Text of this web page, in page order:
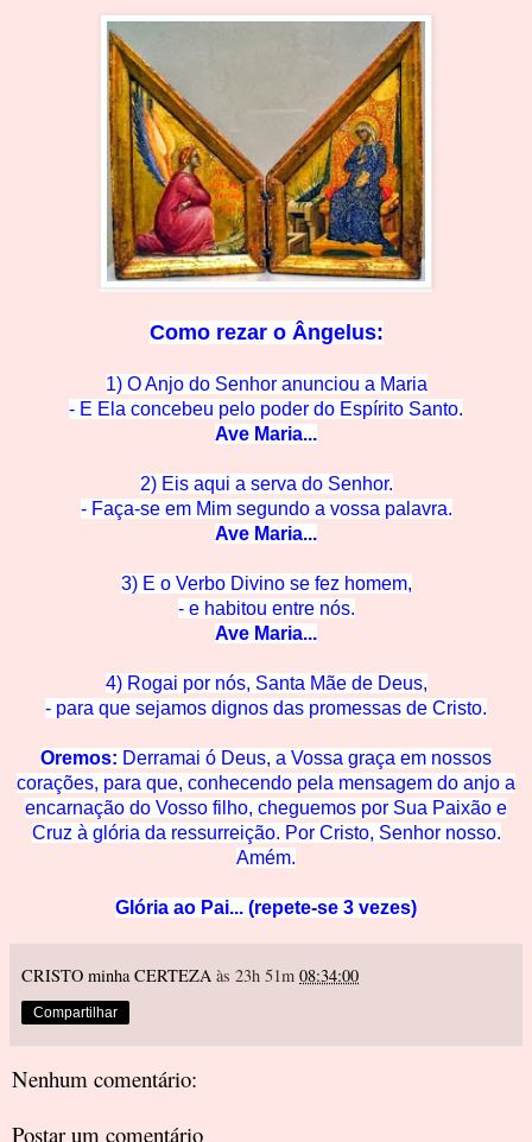
Como rezar o Ângelus:
1) O Anjo do Senhor anunciou a Maria
- E Ela concebeu pelo poder do Espírito Santo.
Ave Maria...
2) Eis aqui a serva do Senhor.
- Faça-se em Mim segundo a vossa palavra.
Ave Maria...
3) E o Verbo Divino se fez homem,
- e habitou entre nós.
Ave Maria...
4) Rogai por nós, Santa Mãe de Deus,
- para que sejamos dignos das promessas de Cristo.
Oremos: Derramai ó Deus, a Vossa graça em nossos
corações, para que, conhecendo pela mensagem do anjo a
encarnação do Vosso filho, cheguemos por Sua Paixão e
Cruz à glória da ressurreição. Por Cristo, Senhor nosso.
Amém.
Glória ao Pai... (repete-se 3 vezes)
CRISTO minha CERTEZA às 23h 51m 08:34:00
Compartilhar
Nenhum comentário:
Postar um comentário